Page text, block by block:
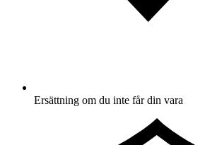
Ersättning om du inte får din vara